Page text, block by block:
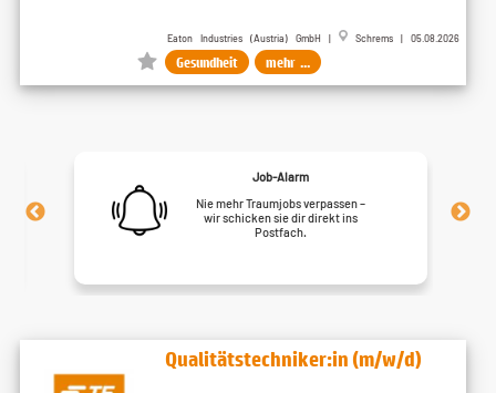
Eaton Industries (Austria) GmbH | Schrems | 05.08.2026
Gesundheit mehr ...
Job-Alarm
Nie mehr Traumjobs verpassen –
wir schicken sie dir direkt ins
Postfach.
Qualitätstechniker:in (m/w/d)